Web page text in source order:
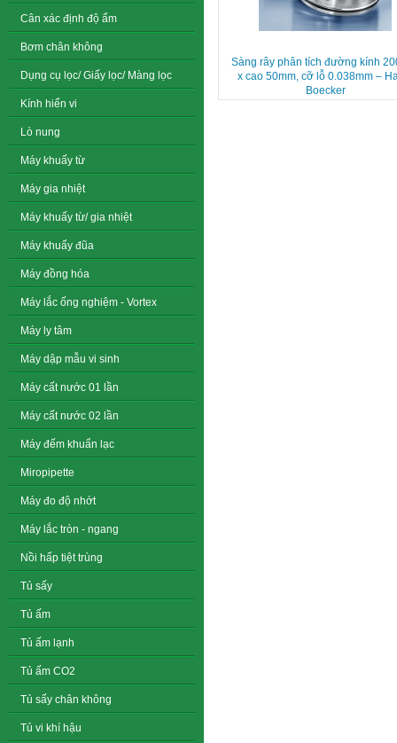
Cân xác định độ ẩm
Bơm chân không
Dụng cụ lọc/ Giấy lọc/ Màng lọc
Kính hiển vi
Lò nung
Máy khuấy từ
Máy gia nhiệt
Máy khuấy từ/ gia nhiệt
Máy khuấy đũa
Máy đồng hóa
Máy lắc ống nghiệm - Vortex
Máy ly tâm
Máy dập mẫu vi sinh
Máy cất nước 01 lần
Máy cất nước 02 lần
Máy đếm khuẩn lạc
Miropipette
Máy đo độ nhớt
Máy lắc tròn - ngang
Nồi hấp tiệt trùng
Tủ sấy
Tủ ấm
Tủ ấm lạnh
Tủ ấm CO2
Tủ sấy chân không
Tủ vi khí hậu
Sàng rây phân tích đường kính
x cao 50mm, cỡ lỗ 0.038mm –
Boecker